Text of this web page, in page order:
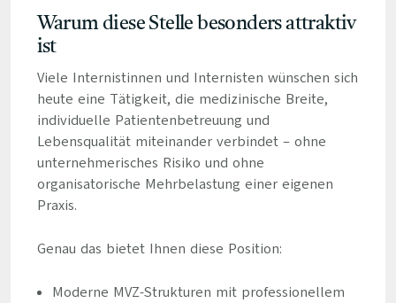
Warum diese Stelle besonders attraktiv
ist
Viele Internistinnen und Internisten wünschen sich
heute eine Tätigkeit, die medizinische Breite,
individuelle Patientenbetreuung und
Lebensqualität miteinander verbindet – ohne
unternehmerisches Risiko und ohne
organisatorische Mehrbelastung einer eigenen
Praxis.
Genau das bietet Ihnen diese Position:
Moderne MVZ-Strukturen mit professionellem